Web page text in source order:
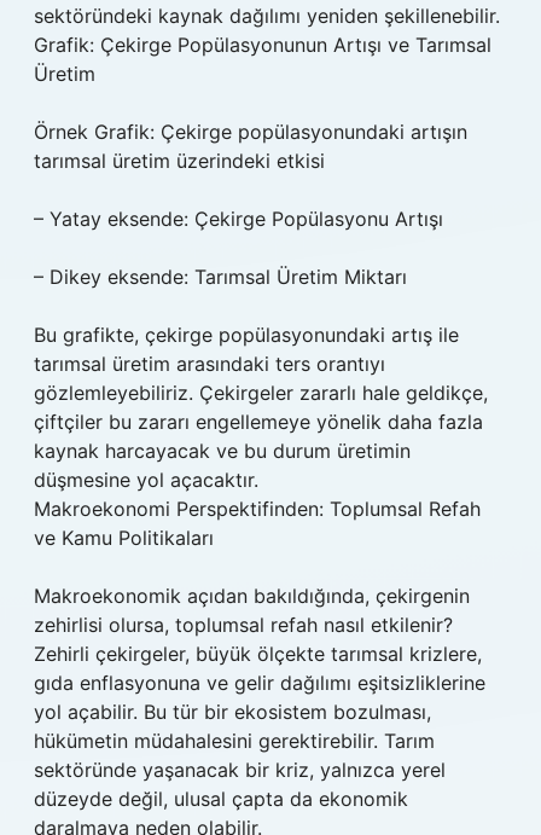
sektöründeki kaynak dağılımı yeniden şekillenebilir.
Grafik: Çekirge Popülasyonunun Artışı ve Tarımsal
Üretim
Örnek Grafik: Çekirge popülasyonundaki artışın
tarımsal üretim üzerindeki etkisi
– Yatay eksende: Çekirge Popülasyonu Artışı
– Dikey eksende: Tarımsal Üretim Miktarı
Bu grafikte, çekirge popülasyonundaki artış ile
tarımsal üretim arasındaki ters orantıyı
gözlemleyebiliriz. Çekirgeler zararlı hale geldikçe,
çiftçiler bu zararı engellemeye yönelik daha fazla
kaynak harcayacak ve bu durum üretimin
düşmesine yol açacaktır.
Makroekonomi Perspektifinden: Toplumsal Refah
ve Kamu Politikaları
Makroekonomik açıdan bakıldığında, çekirgenin
zehirlisi olursa, toplumsal refah nasıl etkilenir?
Zehirli çekirgeler, büyük ölçekte tarımsal krizlere,
gıda enflasyonuna ve gelir dağılımı eşitsizliklerine
yol açabilir. Bu tür bir ekosistem bozulması,
hükümetin müdahalesini gerektirebilir. Tarım
sektöründe yaşanacak bir kriz, yalnızca yerel
düzeyde değil, ulusal çapta da ekonomik
daralmaya neden olabilir.